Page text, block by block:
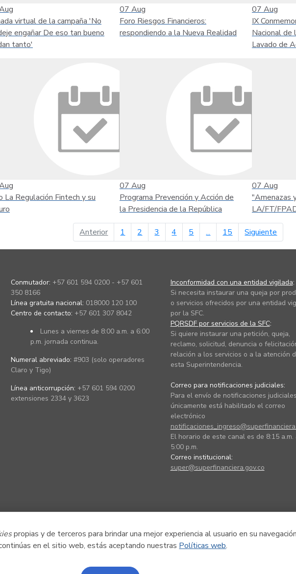
propias y de terceros para brindar una mejor experiencia al usuario en su
en el sitio web, estás aceptando nuestras Políticas web.
virtual de la campaña 'No
engañar De eso tan bueno
tanto'
07 Aug
Foro Riesgos Financieros:
respondiendo a la Nueva Realidad
07 Aug
IX
Nacional de
Lavado de
La Regulación Fintech y su
07 Aug
Programa Prevención y Acción de
la Presidencia de la República
07 Aug
"Amenazas
LA/FT/
Anteriorpágina anterior
1 2 3 4 5 ... 15 Siguiente
Conmutador: +57 601 594 0200 - +57 601
350 8166
Línea gratuita nacional: 018000 120 100
Centro de contacto: +57 601 307 8042
Lunes a viernes de 8:00 a.m. a 6:00
p.m. jornada continua.
Numeral abreviado: #903 (solo operadores
Claro y Tigo)
Línea anticorrupción: +57 601 594 0200
extensiones 2334 y 3623
Inconformidad con una entidad vigilada:
Si necesita instaurar una queja por
o servicios ofrecidos por una entidad
por la SFC.
PQRSDF por servicios de la SFC:
Si quiere instaurar una petición, queja,
reclamo, solicitud, denuncia o
relación a los servicios o a la atención
esta Superintendencia.
Correo para notificaciones judiciales:
Para el envío de notificaciones judiciales
únicamente está habilitado el correo
electrónico
El horario de este canal es de 8:15 a.m.
5:00 p.m.
Correo institucional:
super@superfinanciera.gov.co